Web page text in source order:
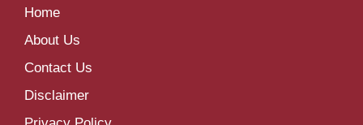
Home
About Us
Contact Us
Disclaimer